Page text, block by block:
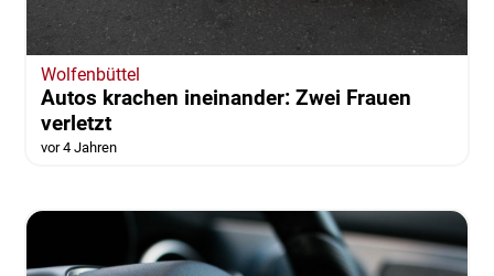
Wolfenbüttel
Autos krachen ineinander: Zwei Frauen
verletzt
vor 4 Jahren